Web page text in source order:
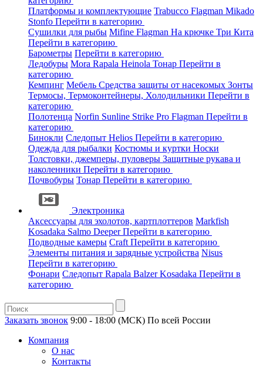
Платформы и комплектующие Trabucco Flagman Mikado
Stonfo Перейти в категорию
Сушилки для рыбы Mifine Flagman На крючке Три Кита
Перейти в категорию
Барометры Перейти в категорию
Ледобуры Mora Rapala Heinola Тонар Перейти в
категорию
Кемпинг Мебель Средства защиты от насекомых Зонты
Термосы, Термоконтейнеры, Холодильники Перейти в
категорию
Полотенца Norfin Sunline Strike Pro Flagman Перейти в
категорию
Бинокли Следопыт Helios Перейти в категорию
Одежда для рыбалки Костюмы и куртки Носки
Толстовки, джемперы, пуловеры Защитные рукава и
наколенники Перейти в категорию
Почвобуры Тонар Перейти в категорию
Электроника
Аксессуары для эхолотов, картплоттеров Markfish
Kosadaka Salmo DeeperПерейти в категорию
Подводные камеры Craft Перейти в категорию
Элементы питания и зарядные устройства Nisus
Перейти в категорию
Фонари Следопыт Rapala BalzerKosadaka Перейти в
категорию
Заказать звонок 9:00 - 18:00 (МСК) По всей России
Компания
О нас
Контакты